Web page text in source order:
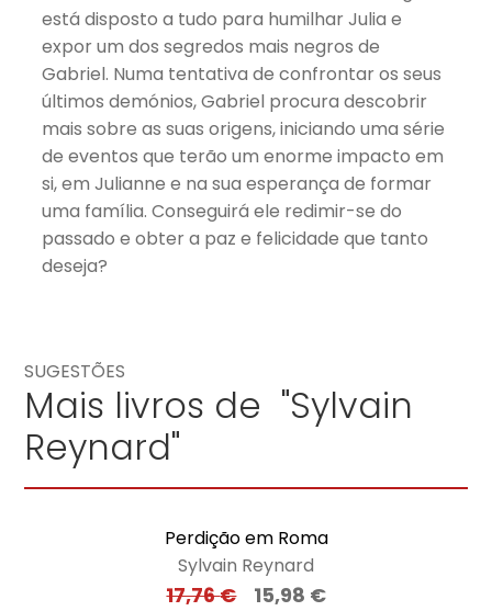
está disposto a tudo para humilhar Julia e
expor um dos segredos mais negros de
Gabriel. Numa tentativa de confrontar os seus
últimos demónios, Gabriel procura descobrir
mais sobre as suas origens, iniciando uma série
de eventos que terão um enorme impacto em
si, em Julianne e na sua esperança de formar
uma família. Conseguirá ele redimir-se do
passado e obter a paz e felicidade que tanto
deseja?
SUGESTÕES
Mais livros de "Sylvain
Reynard"
Perdição em Roma
Sylvain Reynard
17,76€ 15,98 €